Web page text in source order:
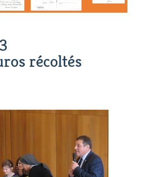
récoltés